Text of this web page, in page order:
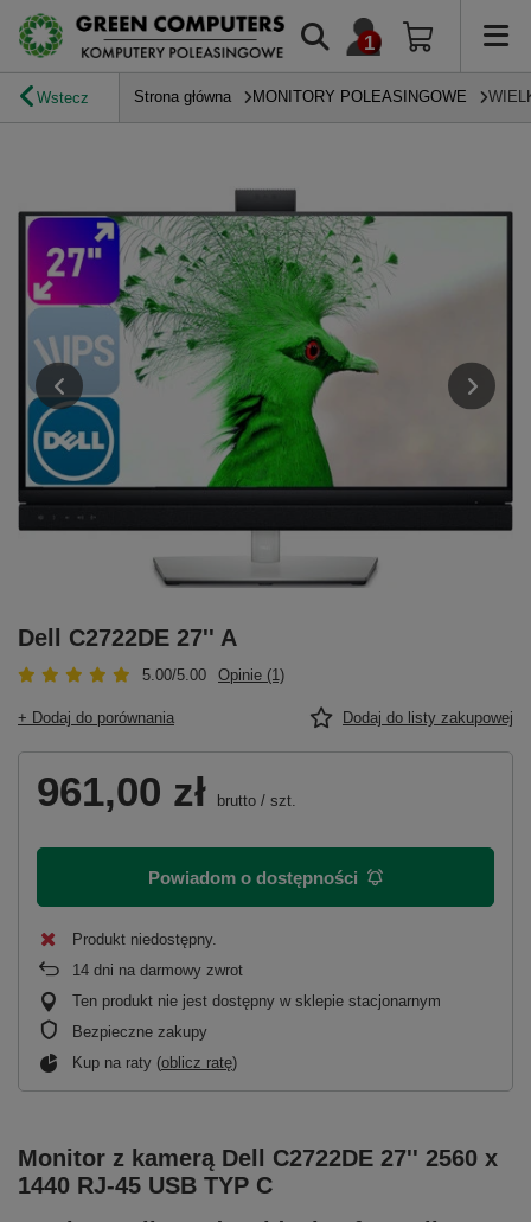
Wstecz Strona główna MONITORY POLEASINGOWE
Dell C2722DE 27'' A
5.00/5.00 Opinie (1)
+ Dodaj do porównania Dodaj do listy zakupowej
961,00 zł brutto / szt.
Powiadom o dostępności
Produkt niedostępny
14 dni na darmowy zwrot
Ten produkt nie jest dostępny w sklepie stacjonarnym
Bezpieczne zakupy
Kup na raty (oblicz ratę)
Monitor z kamerą Dell C2722DE 27'' 2560 x
1440 RJ-45 USB TYP C